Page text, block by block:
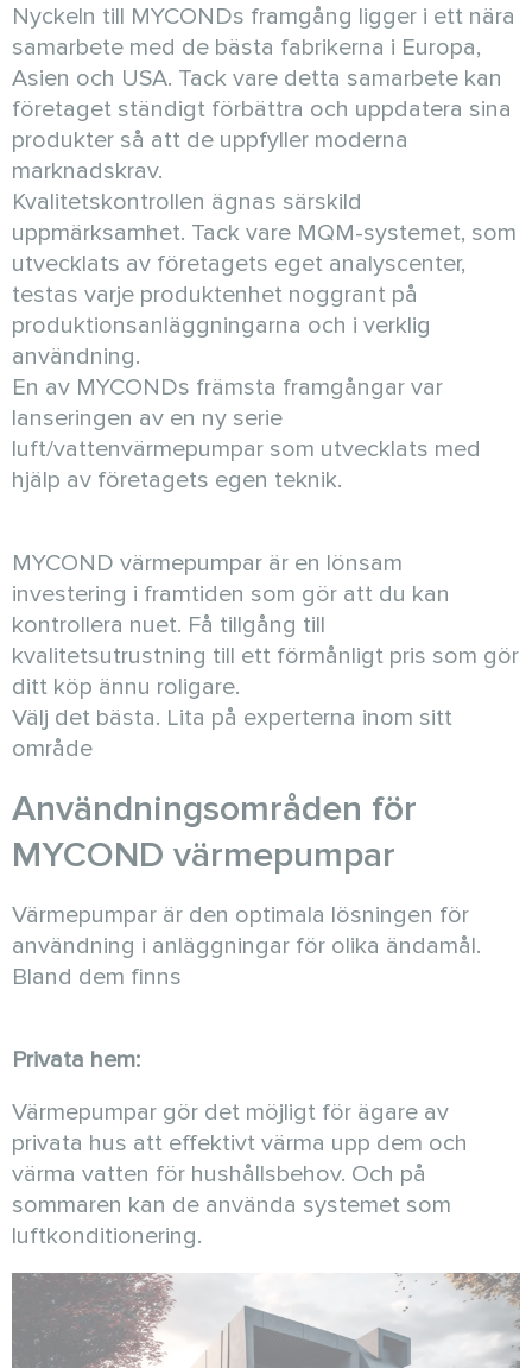
Nyckeln till MYCONDs framgång ligger i ett nära
samarbete med de bästa fabrikerna i Europa,
Asien och USA. Tack vare detta samarbete kan
företaget ständigt förbättra och uppdatera sina
produkter så att de uppfyller moderna
marknadskrav.
Kvalitetskontrollen ägnas särskild
uppmärksamhet. Tack vare MQM-systemet, som
utvecklats av företagets eget analyscenter,
testas varje produktenhet noggrant på
produktionsanläggningarna och i verklig
användning.
En av MYCONDs främsta framgångar var
lanseringen av en ny serie
luft/vattenvärmepumpar som utvecklats med
hjälp av företagets egen teknik.
MYCOND värmepumpar är en lönsam
investering i framtiden som gör att du kan
kontrollera nuet. Få tillgång till
kvalitetsutrustning till ett förmånligt pris som gör
ditt köp ännu roligare.
Välj det bästa. Lita på experterna inom sitt
område
Användningsområden för
MYCOND värmepumpar
Värmepumpar är den optimala lösningen för
användning i anläggningar för olika ändamål.
Bland dem finns
Privata hem:
Värmepumpar gör det möjligt för ägare av
privata hus att effektivt värma upp dem och
värma vatten för hushållsbehov. Och på
sommaren kan de använda systemet som
luftkonditionering.